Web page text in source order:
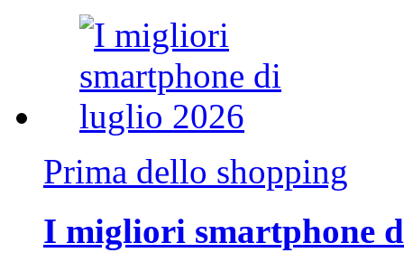
Prima dello shopping
I migliori smartphone